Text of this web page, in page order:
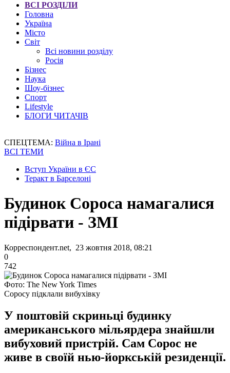
ВСІ РОЗДІЛИ
Головна
Україна
Місто
Світ
Всі новини розділу
Росія
Бізнес
Наука
Шоу-бізнес
Спорт
Lifestyle
БЛОГИ ЧИТАЧІВ
СПЕЦТЕМА: Війна в Ірані
ВСІ ТЕМИ
Вступ України в ЄС
Теракт в Барселоні
Будинок Сороса намагалися
підірвати - ЗМІ
Корреспондент.net, 23 жовтня 2018, 08:21
0
742
Фото: The New York Times
Соросу підклали вибухівку
У поштовій скриньці будинку
американського мільярдера знайшли
вибуховий пристрій. Сам Сорос не
живе в своїй нью-йоркській резиденції.